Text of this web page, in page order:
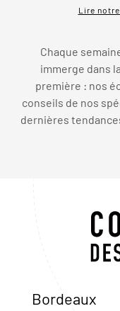
Lire
Chaque
immerge dans
première : nos
conseils de nos
dernières
Bordeaux